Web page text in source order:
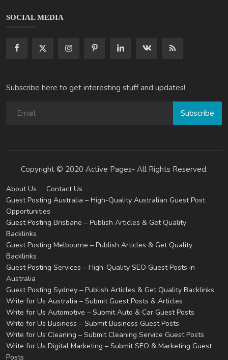
SOCIAL MEDIA
Subscribe here to get interesting stuff and updates!
Subscribe
Copyright © 2020 Active Pages- All Rights Reserved.
About Us
Contact Us
Guest Posting Australia – High-Quality Australian Guest Post
Opportunities
Guest Posting Brisbane – Publish Articles & Get Quality
Backlinks
Guest Posting Melbourne – Publish Articles & Get Quality
Backlinks
Guest Posting Services – High-Quality SEO Guest Posts in
Australia
Guest Posting Sydney – Publish Articles & Get Quality Backlinks
Write for Us Australia – Submit Guest Posts & Articles
Write for Us Automotive – Submit Auto & Car Guest Posts
Write for Us Business – Submit Business Guest Posts
Write for Us Cleaning – Submit Cleaning Service Guest Posts
Write for Us Digital Marketing – Submit SEO & Marketing Guest
Posts